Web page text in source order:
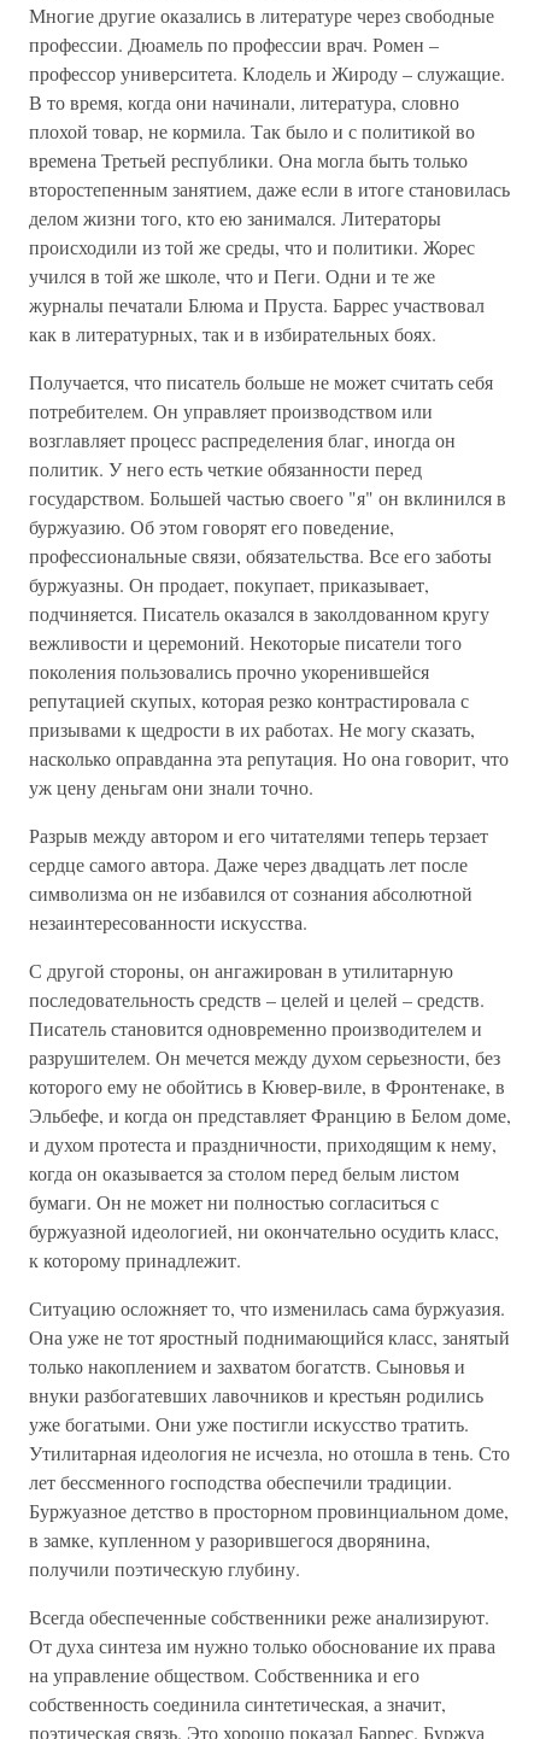
Многие другие оказались в литературе через свободные
профессии. Дюамель по профессии врач. Ромен –
профессор университета. Клодель и Жироду – служащие.
В то время, когда они начинали, литература, словно
плохой товар, не кормила. Так было и с политикой во
времена Третьей республики. Она могла быть только
второстепенным занятием, даже если в итоге становилась
делом жизни того, кто ею занимался. Литераторы
происходили из той же среды, что и политики. Жорес
учился в той же школе, что и Пеги. Одни и те же
журналы печатали Блюма и Пруста. Баррес участвовал
как в литературных, так и в избирательных боях.
Получается, что писатель больше не может считать себя
потребителем. Он управляет производством или
возглавляет процесс распределения благ, иногда он
политик. У него есть четкие обязанности перед
государством. Большей частью своего "я" он вклинился в
буржуазию. Об этом говорят его поведение,
профессиональные связи, обязательства. Все его заботы
буржуазны. Он продает, покупает, приказывает,
подчиняется. Писатель оказался в заколдованном кругу
вежливости и церемоний. Некоторые писатели того
поколения пользовались прочно укоренившейся
репутацией скупых, которая резко контрастировала с
призывами к щедрости в их работах. Не могу сказать,
насколько оправданна эта репутация. Но она говорит, что
уж цену деньгам они знали точно.
Разрыв между автором и его читателями теперь терзает
сердце самого автора. Даже через двадцать лет после
символизма он не избавился от сознания абсолютной
незаинтересованности искусства.
С другой стороны, он ангажирован в утилитарную
последовательность средств – целей и целей – средств.
Писатель становится одновременно производителем и
разрушителем. Он мечется между духом серьезности, без
которого ему не обойтись в Кювер-виле, в Фронтенаке, в
Эльбефе, и когда он представляет Францию в Белом доме,
и духом протеста и праздничности, приходящим к нему,
когда он оказывается за столом перед белым листом
бумаги. Он не может ни полностью согласиться с
буржуазной идеологией, ни окончательно осудить класс,
к которому принадлежит.
Ситуацию осложняет то, что изменилась сама буржуазия.
Она уже не тот яростный поднимающийся класс, занятый
только накоплением и захватом богатств. Сыновья и
внуки разбогатевших лавочников и крестьян родились
уже богатыми. Они уже постигли искусство тратить.
Утилитарная идеология не исчезла, но отошла в тень. Сто
лет бессменного господства обеспечили традиции.
Буржуазное детство в просторном провинциальном доме,
в замке, купленном у разорившегося дворянина,
получили поэтическую глубину.
Всегда обеспеченные собственники реже анализируют.
От духа синтеза им нужно только обоснование их права
на управление обществом. Собственника и его
собственность соединила синтетическая, а значит,
поэтическая связь. Это хорошо показал Баррес. Буржуа